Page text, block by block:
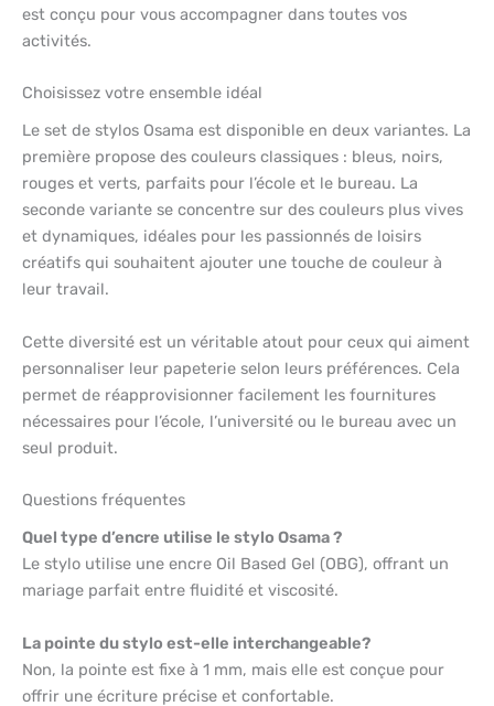
est conçu pour vous accompagner dans toutes vos
activités.
Choisissez votre ensemble idéal
Le set de stylos Osama est disponible en deux variantes. La
première propose des couleurs classiques : bleus, noirs,
rouges et verts, parfaits pour l’école et le bureau. La
seconde variante se concentre sur des couleurs plus vives
et dynamiques, idéales pour les passionnés de loisirs
créatifs qui souhaitent ajouter une touche de couleur à
leur travail.
Cette diversité est un véritable atout pour ceux qui aiment
personnaliser leur papeterie selon leurs préférences. Cela
permet de réapprovisionner facilement les fournitures
nécessaires pour l’école, l’université ou le bureau avec un
seul produit.
Questions fréquentes
Quel type d’encre utilise le stylo Osama ?
Le stylo utilise une encre Oil Based Gel (OBG), offrant un
mariage parfait entre fluidité et viscosité.
La pointe du stylo est-elle interchangeable?
Non, la pointe est fixe à 1 mm, mais elle est conçue pour
offrir une écriture précise et confortable.